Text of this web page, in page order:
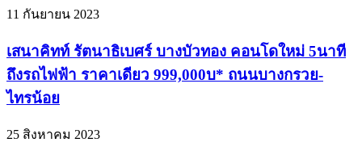
11 กันยายน 2023
เสนาคิทท์ รัตนาธิเบศร์ บางบัวทอง คอนโดใหม่ 5นาที
ถึงรถไฟฟ้า ราคาเดียว 999,000บ* ถนนบางกรวย-
ไทรน้อย
25 สิงหาคม 2023